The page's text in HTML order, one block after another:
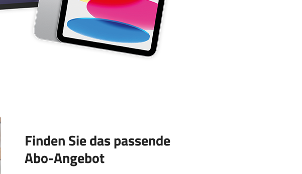
Finden Sie das passende
Abo-Angebot